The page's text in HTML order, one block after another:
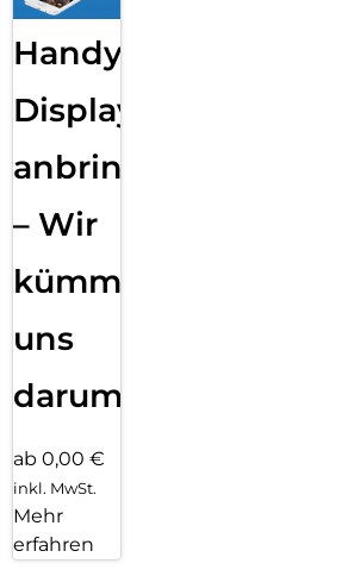
Handy
Displayfolie
anbringen
– Wir
kümmern
uns
darum!
ab 0,00 €
inkl. MwSt.
Mehr
erfahren